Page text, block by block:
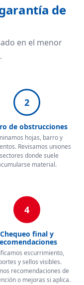
de
en el menor
2
de obstrucciones
hojas, barro y
Revisamos uniones
donde suele
material.
4
Chequeo final y
escurrimiento,
y sellos visibles.
recomendaciones de
o mejoras si aplica.